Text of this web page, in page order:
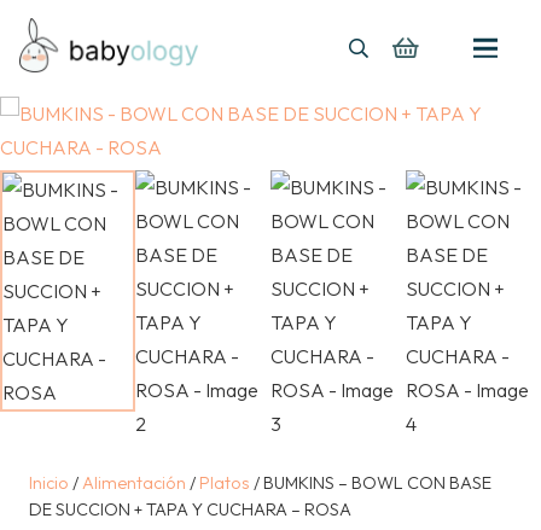
Inicio /Alimentación / Platos / BUMKINS – BOWL CON BASE
DE SUCCION + TAPA Y CUCHARA – ROSA